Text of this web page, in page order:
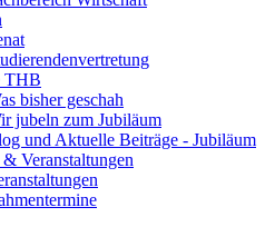
THB
bisher geschah
jubeln zum Jubiläum
und Aktuelle Beiträge - Jubiläum
Veranstaltungen